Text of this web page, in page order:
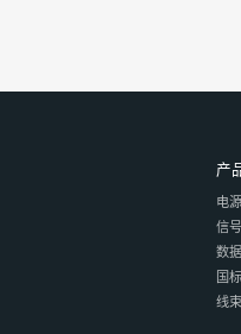
产
电
信
数
国
线